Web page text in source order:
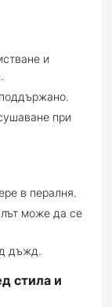
и
при
в пералня.
може да се
дъжд.
стила и